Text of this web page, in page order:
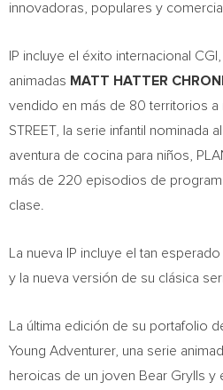
innovadoras, populares y
IP incluye el éxito internacional
animadas MATT HATTER
vendido en más de 80 territorios a
STREET, la serie infantil nominada
aventura de cocina para niños,
más de 220 episodios de
clase.
La nueva IP incluye el tan esperado
y la nueva versión de su clásica
La última edición de su portafolio
Young Adventurer, una serie
heroicas de un joven Bear Grylls y